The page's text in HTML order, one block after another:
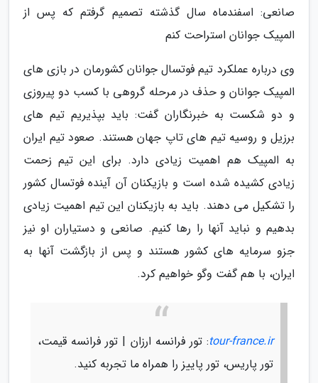
صانعی: اسفندماه سال گذشته تصمیم گرفتم که پس از
المپیک جوانان استراحت کنم
وی درباره عملکرد تیم فوتسال جوانان کشورمان در بازی های
المپیک جوانان و حذف در مرحله گروهی با کسب دو پیروزی
و دو شکست به خبرنگاران گفت: باید بپذیریم تیم های
برزیل و روسیه تیم های تاپ جهان هستند. صعود تیم ایران
به المپیک هم اهمیت زیادی دارد. برای این تیم زحمت
زیادی کشیده شده است و بازیکنان آن آینده فوتسال کشور
را تشکیل می دهند. باید به بازیکنان این تیم اهمیت زیادی
بدهیم و نباید آنها را رها کنیم. صانعی و دستیاران او نیز
جزو سرمایه های کشور هستند و پس از بازگشت آنها به
ایران، با هم گفت وگو خواهیم کرد.
tour-france.ir: تور فرانسه ارزان | تور فرانسه قیمت،
تور پاریس، تور پاییز را همراه ما تجربه کنید.